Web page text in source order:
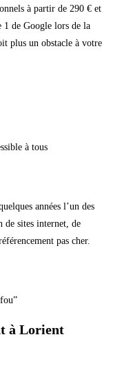
à partir de 290 € et
1 de Google lors de la
plus un obstacle à votre
à tous
années l’un des
de sites internet, de
pas cher.
à Lorient